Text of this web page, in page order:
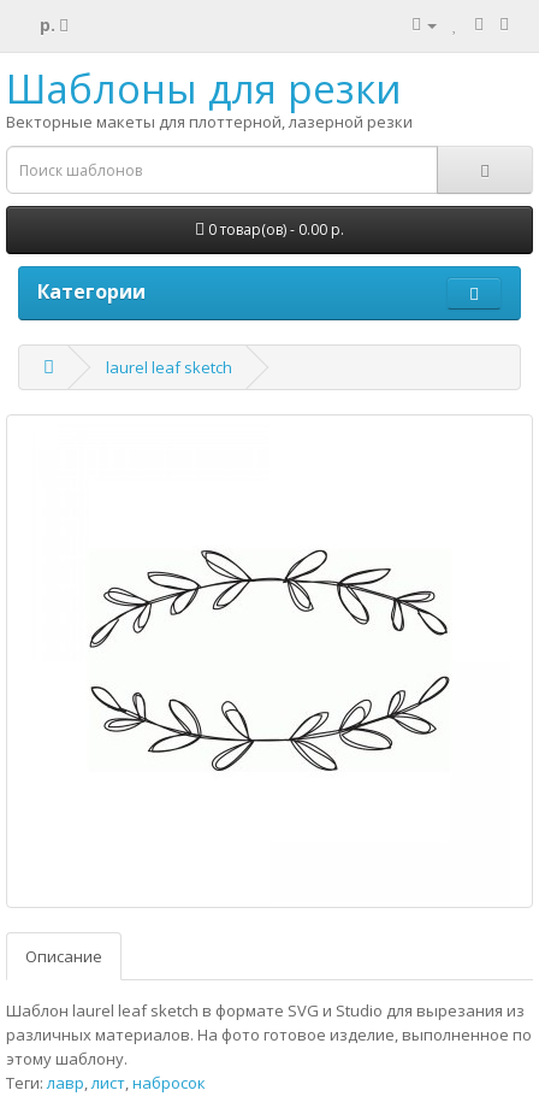
р.
Шаблоны для резки
Векторные макеты для плоттерной, лазерной резки
0 товар(ов) - 0.00 р.
Категории
laurel leaf sketch
Описание
Шаблон laurel leaf sketch в формате SVG и Studio для вырезания из
различных материалов. На фото готовое изделие, выполненное по
этому шаблону.
Теги:лавр,лист,набросок